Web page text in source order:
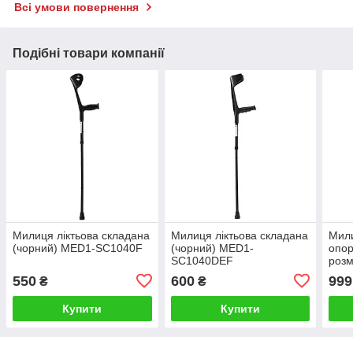
Всі умови повернення
Подібні товари компанії
Милиця ліктьова складана
(чорний) MED1-SC1040F
550 ₴
Купити
Милиця ліктьова складана
(чорний) MED1-
SC1040DEF
600₴
Купити
999